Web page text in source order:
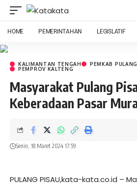
HOME PEMERINTAHAN LEGISLATIF
KALIMANTAN TENGAH
PEMKAB
PEMPROV KALTENG
Masyarakat Pulang
Keberadaan Pasar
Senin, 18 Maret 2024 17:59
PULANG PISAU,kata-kata.co.id –